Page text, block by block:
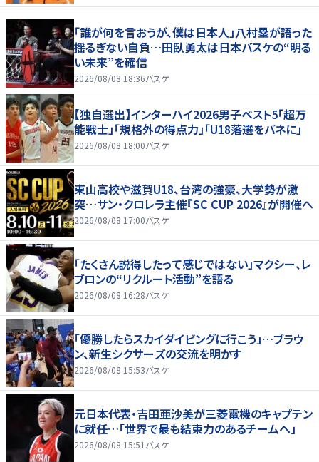
「誰が何を言おうが、僕は日本人」八村塁が語った
揺るぎない自負…田臥勇太は日本バスケの“明る
い未来”を確信
2026/08/08 18:36バスケ
【独自選出】インターハイ2026男子ベスト5「超万
能戦士」「規格外の得点力」「U18落選をバネに」
2026/08/08 18:00バスケ
東山高校や滋賀U18、台湾の強豪、大学勢が激
突…サン・クロレラ主催『SC CUP 2026』が開催へ
2026/08/08 17:00バスケ
「たくさん説得したって感じではない」マクシー、レ
ブロンの“リクルート活動”を語る
2026/08/08 16:28バスケ
「優勝したらスカイダイビングに行こう」…ブラウ
ン、新生シクサーズの交流を明かす
2026/08/08 15:53バスケ
元日本代表・吉田亜沙美が三菱電機のキャプテン
に就任…「世界で最も結束力のあるチームへ」
2026/08/08 15:51 バスケ